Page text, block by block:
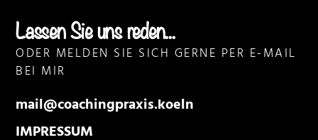
Lassen Sie uns reden...
ODER MELDEN SIE SICH GERNE PER E-MAIL
BEI MIR
mail@coachingpraxis.koeln
IMPRESSUM